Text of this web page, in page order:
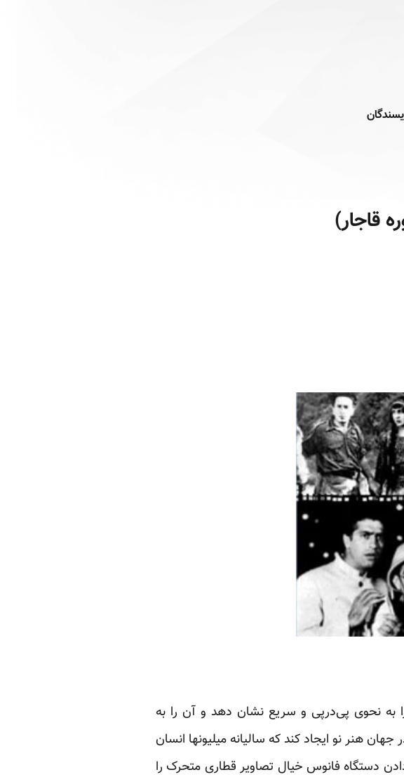
قاجار)
کرد تا تصاویر متعدد را به نحوی پی‌در‌پی و سریع نشان دهد و آن را به
هنر نو ایجاد کند که سالیانه میلیونها انسان
دستگاه فانوس خیال تصاویر قطاری متحرک را